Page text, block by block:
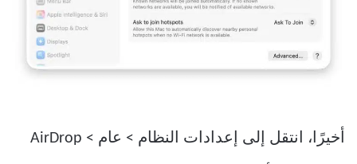
أخيرًا، انتقل إلى إعدادات النظام > عام > AirDrop